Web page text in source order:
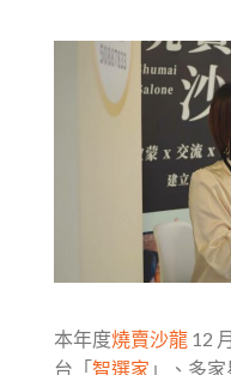
本年度燒賣沙龍 12
台「智選家 」、多